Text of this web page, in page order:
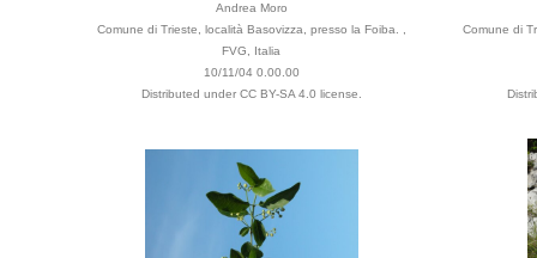
Andrea Moro
Comune di Trieste, località Basovizza, presso la Foiba. ,
FVG, Italia
10/11/04 0.00.00
Distributed under CC BY-SA 4.0 license.
Comune di